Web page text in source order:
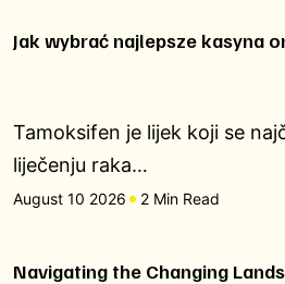
Jak wybrać najlepsze kasyna
Tamoksifen je lijek koji se
liječenju raka…
August 10 2026 2 Min Read
Navigating the Changing